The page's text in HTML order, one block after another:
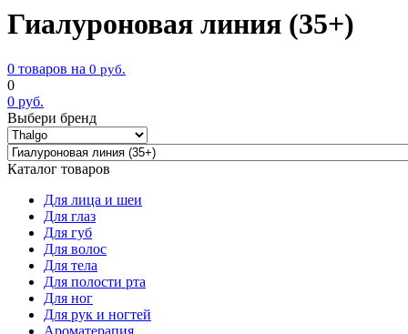
Гиалуроновая линия (35+)
0 товаров на 0 руб.
0
0 руб.
Выбери бренд
Каталог товаров
Для лица и шеи
Для глаз
Для губ
Для волос
Для тела
Для полости рта
Для ног
Для рук и ногтей
Ароматерапия